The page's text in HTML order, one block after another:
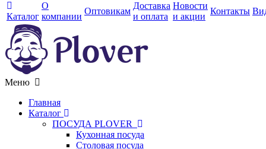
Каталог
О
компании
Оптовикам
Доставка
и оплата
Новости
и акции
Контакты
Меню
Главная
Каталог
ПОСУДА PLOVER
Кухонная посуда
Столовая посуда